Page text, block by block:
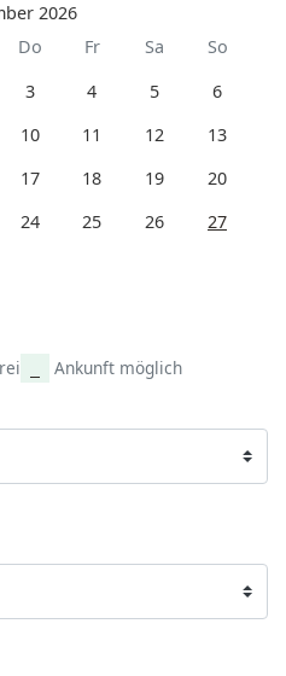
2026
Do Fr Sa
So
3 4 5
6
10 11 12
13
17 18 19
20
24 25 26
27
Ankunft möglich